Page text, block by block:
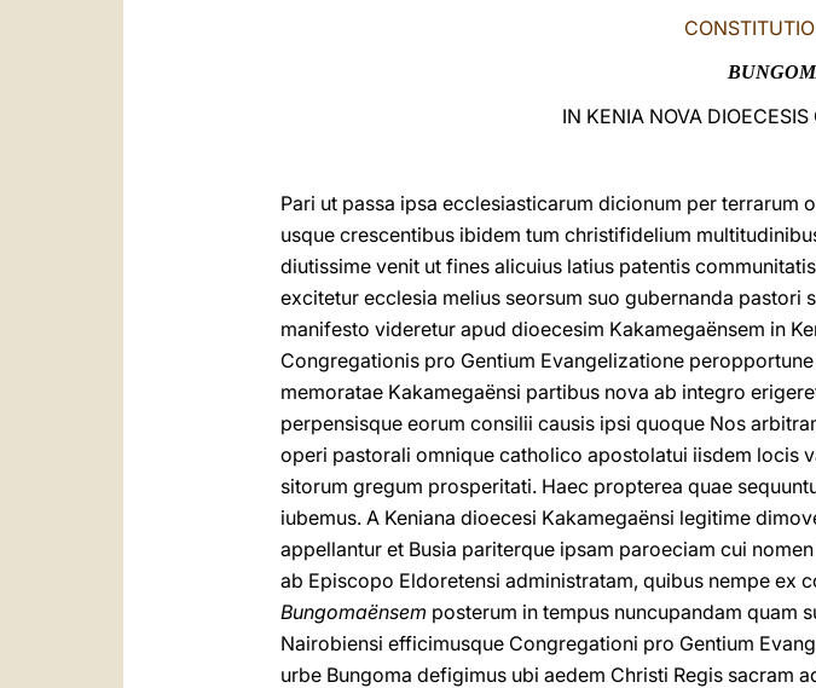
IN KENIA NOVA
Pari ut passa ipsa ecclesiasticarum dicionum per
usque crescentibus ibidem tum christifidelium
diutissime venit ut fines alicuius latius patentis
excitetur ecclesia melius seorsum suo gubernanda
manifesto videretur apud dioecesim Kakamegaënsem in
Congregationis pro Gentium Evangelizatione
memoratae Kakamegaënsi partibus nova ab integro
perpensisque eorum consilii causis ipsi quoque Nos
operi pastorali omnique catholico apostolatui iisdem locis
sitorum gregum prosperitati. Haec propterea quae
iubemus. A Keniana dioecesi Kakamegaënsi legitime
appellantur et Busia pariterque ipsam paroeciam cui
ab Episcopo Eldoretensi administratam, quibus nempe ex
Bungomaënsem posterum in tempus nuncupandam quam
Nairobiensi efficimusque Congregationi pro Gentium
urbe Bungoma defigimus ubi aedem Christi Regis sacram